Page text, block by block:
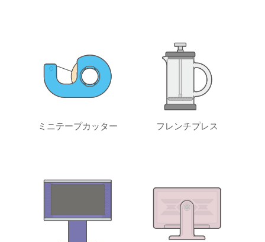
ミニテープカッター フレンチプレス